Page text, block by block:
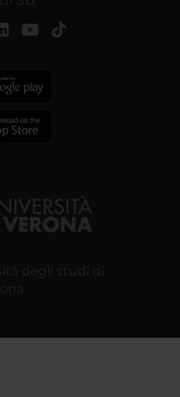
fornito loro o che hanno
degli studi di